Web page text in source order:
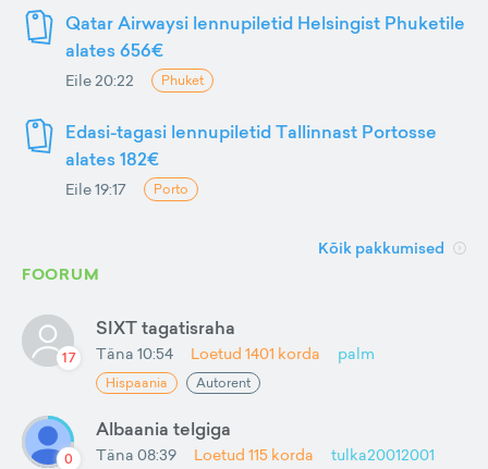
Qatar Airwaysi lennupiletid Helsingist Phuketile
alates 656€
Eile 20:22 Phuket
Edasi-tagasi lennupiletid Tallinnast Portosse
alates 182€
Eile 19:17 Porto
Kõik pakkumised
FOORUM
17
SIXT tagatisraha
Täna 10:54 Loetud 1401 korda palm
Hispaania Autorent
0
Albaania telgiga
Täna 08:39 Loetud 115 korda tulka20012001